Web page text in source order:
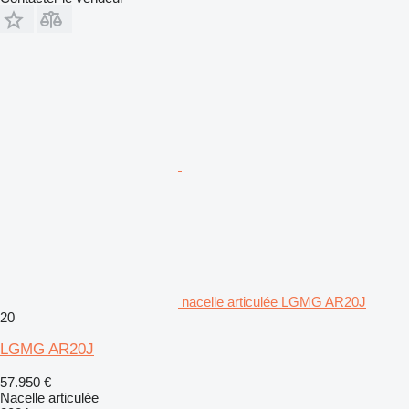
nacelle articulée LGMG AR20J
20
LGMG AR20J
57.950 €
Nacelle articulée